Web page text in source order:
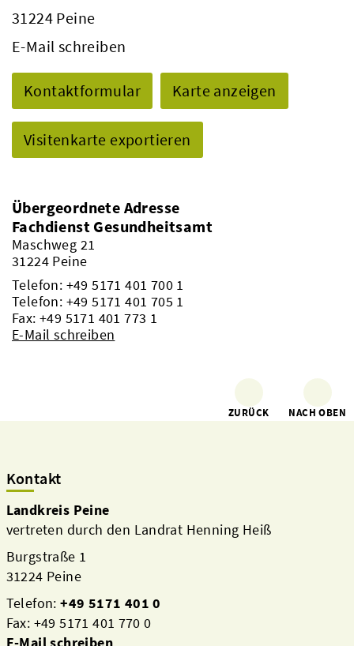
31224 Peine
E-Mail schreiben
Kontaktformular Karte anzeigen
Visitenkarte exportieren
Übergeordnete Adresse
Fachdienst Gesundheitsamt
Maschweg 21
31224 Peine
Telefon: +49 5171 401 700 1
Telefon: +49 5171 401 705 1
Fax: +49 5171 401 773 1
E-Mail schreiben
ZURÜCK NACH OBEN
Kontakt
Landkreis Peine
vertreten durch den Landrat Henning Heiß
Burgstraße 1
31224 Peine
Telefon:+49 5171 401 0
Fax: +49 5171 401 770 0